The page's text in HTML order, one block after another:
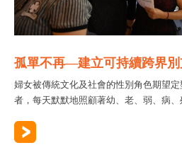
孤單不再—建立可持續跨界別
婦女被傳統文化及社會的性別角色期望
者，每天默默地照顧著幼、老、弱、病